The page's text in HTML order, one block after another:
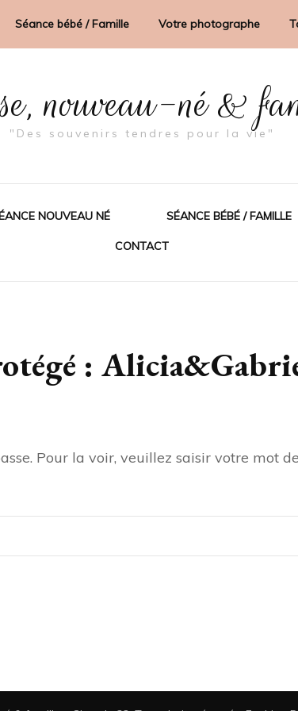
Séance bébé / Famille Votre photographe
nouveau-né &
"Des souvenirs tendres pour la vie"
NOUVEAU NÉ SÉANCE BÉBÉ / FAMILLE
CONTACT
:
Pour la voir, veuillez saisir votre mot